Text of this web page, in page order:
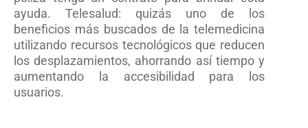
ayuda. Telesalud: quizás uno de los
beneficios más buscados de la telemedicina
utilizando recursos tecnológicos que reducen
los desplazamientos, ahorrando así tiempo y
aumentando la accesibilidad para los
usuarios.